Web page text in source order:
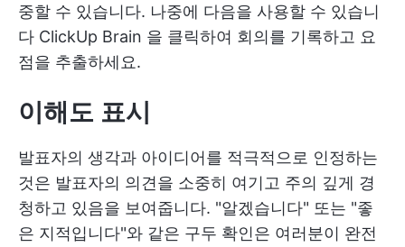
중할 수 있습니다. 나중에 다음을 사용할 수 있습니
다 ClickUp Brain 을 클릭하여 회의를 기록하고 요
점을 추출하세요.
이해도 표시
발표자의 생각과 아이디어를 적극적으로 인정하는
것은 발표자의 의견을 소중히 여기고 주의 깊게 경
청하고 있음을 보여줍니다. "알겠습니다" 또는 "좋
은 지적입니다"와 같은 구두 확인은 여러분이 완전